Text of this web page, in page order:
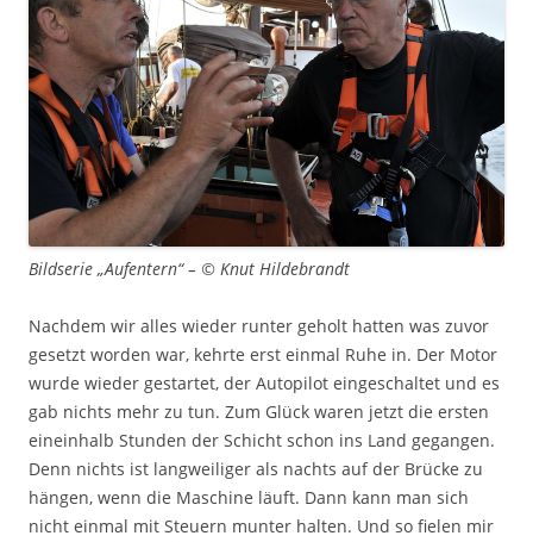
Bildserie „Aufentern“ – © Knut Hildebrandt
Nachdem wir alles wieder runter geholt hatten was zuvor
gesetzt worden war, kehrte erst einmal Ruhe in. Der Motor
wurde wieder gestartet, der Autopilot eingeschaltet und es
gab nichts mehr zu tun. Zum Glück waren jetzt die ersten
eineinhalb Stunden der Schicht schon ins Land gegangen.
Denn nichts ist langweiliger als nachts auf der Brücke zu
hängen, wenn die Maschine läuft. Dann kann man sich
nicht einmal mit Steuern munter halten. Und so fielen mir